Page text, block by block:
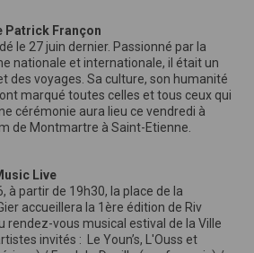
Patrick Françon
le 27 juin dernier. Passionné par la
nationale et internationale, il était un
des voyages. Sa culture, son humanité
marqué toutes celles et tous ceux qui
cérémonie aura lieu ce vendredi à
de Montmartre à Saint-Etienne.
Live
à partir de 19h30, la place de la
accueillera la 1ère édition de Riv
rendez-vous musical estival de la Ville
invités : Le Youn’s, L'Ouss et